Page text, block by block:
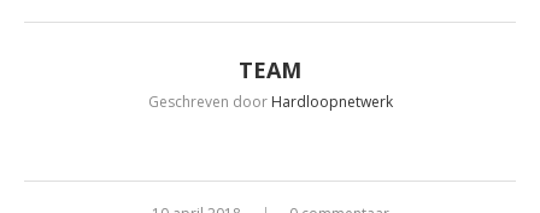
TEAM
Geschreven door Hardloopnetwerk